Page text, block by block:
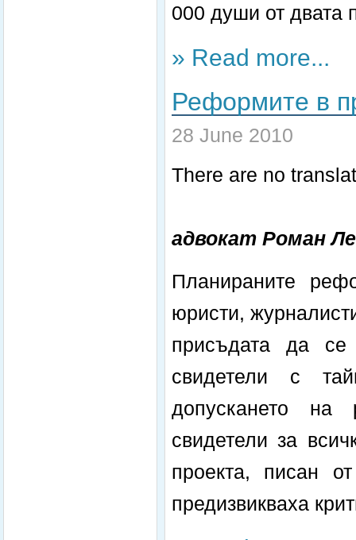
000 души от двата
» Read more...
Реформите в
28 June 2010
There are no
адвокат Роман
Планираните
юристи,
присъдата да
свидетели с
допускането на
свидетели за
проекта, писан
предизвикваха